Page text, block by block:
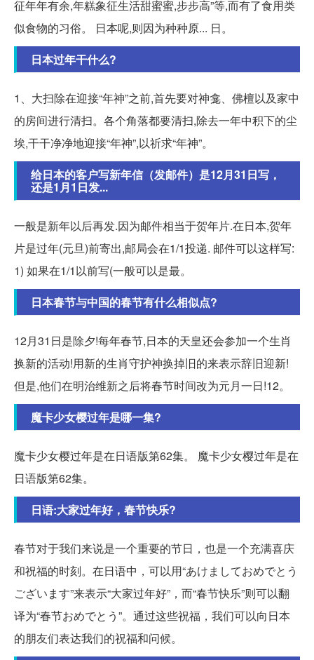
征年年有余,年糕象征生活甜蜜蜜,步步高”等,而有了食用类
似食物的习俗。 日本呢,则因为种种原... 日。
日本过年干什么?
1、大扫除在迎接“年神”之前,首先要对神龛、佛檀以及家中
的房间进行清扫。各个角落都要清扫,除去一年中积下的尘
埃,干干净净地迎接“年神”,以祈求“年神”。
给日本的客户写新年信（发邮件）是12月31日写，
还是1月1日发...
一般是新年以后再发.因为邮件相当于贺年片.在日本,贺年
片是过年(元旦)前寄出,邮局会在1/1投递. 邮件可以这样写:
1) 如果在1/1以前写(一般可以是最。
日本春节与中国的春节有什么相似点?
12月31日是除夕!每年春节,日本的天皇还会参加一个生肖
换新的活动!用新的生肖守护神换掉旧的来表示辞旧迎新!
但是,他们在明治维新之后将春节时间改为元月一日!12。
魔卡少女樱过年是哪一集?
魔卡少女樱过年是在日语版第62集。 魔卡少女樱过年是在
日语版第62集。
日语:大家过年好，春节快乐?
春节对于我们来说是一个重要的节日，也是一个充满喜庆
和祝福的时刻。在日语中，可以用“あけましておめでとう
ございます”来表示“大家过年好”，而“春节快乐”则可以翻
译为“春节おめでとう”。通过这些祝福，我们可以向日本
的朋友们表达我们的祝福和问候。